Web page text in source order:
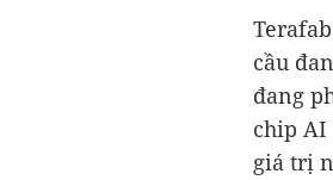
cầu
đang
chip AI
giá trị